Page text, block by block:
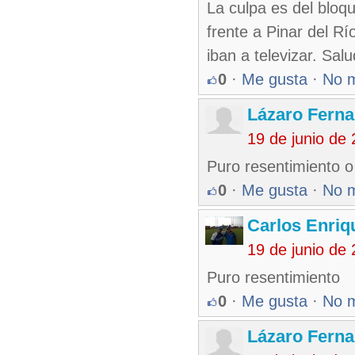
La culpa es del
frente a Pinar del
iban a televizar.
0 · Me gusta · No
Lázaro
19 de junio de
Puro resentimiento
0 · Me gusta · No
Carlos
19 de junio de
Puro resentimiento
0 · Me gusta · No
Lázaro